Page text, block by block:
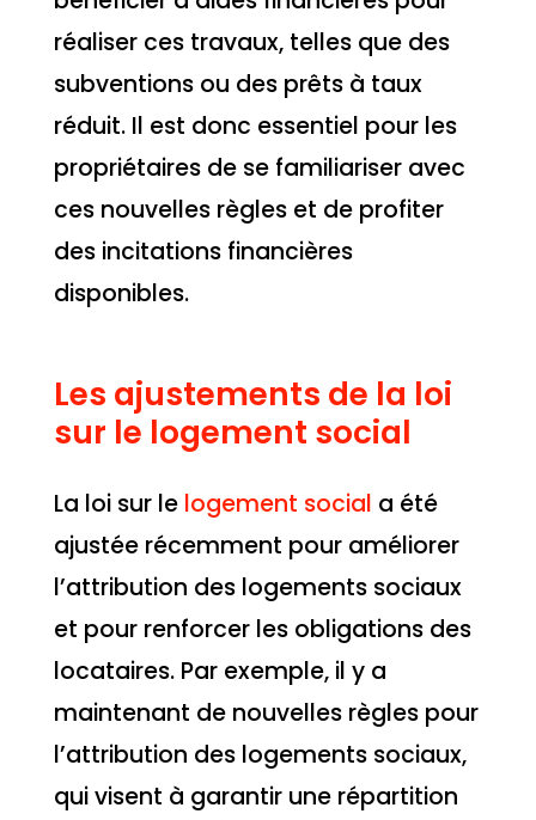
réaliser ces travaux, telles que des
subventions ou des prêts à taux
réduit. Il est donc essentiel pour les
propriétaires de se familiariser avec
ces nouvelles règles et de profiter
des incitations financières
disponibles.
Les ajustements de la loi
sur le logement social
La loi sur le logement social a été
ajustée récemment pour améliorer
l’attribution des logements sociaux
et pour renforcer les obligations des
locataires. Par exemple, il y a
maintenant de nouvelles règles pour
l’attribution des logements sociaux,
qui visent à garantir une répartition